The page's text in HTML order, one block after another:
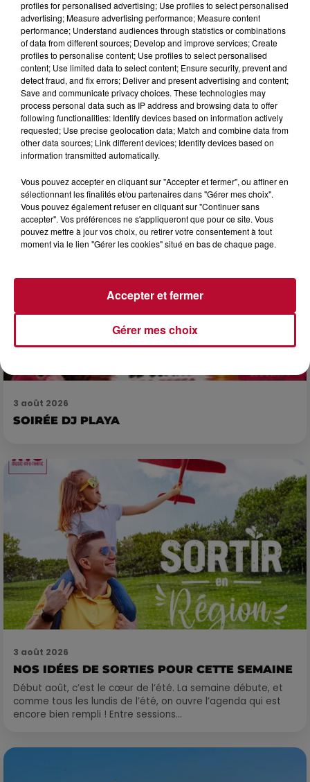
4 août 2026
HÉRAULT, PYRÉNÉES-ORIENTALES : TROIS
SPOTS DE SNORKELING À EXPLORER...
Pas besoin de bouteilles de plongée lourdes ni de diplômes
complexes pour observer la vie sous-marine. Cet été, un
masque, un tuba et une paire de palmes...
3 août 2026
SOIRÉE DJ PLAYA
3 août 2026
NOS IDÉES DE SORTIES POUR CETTE SEMAINE
Début août, c’est le cœur de l’été. La semaine débute, et
comme tous les lundis de l’été, on ouvre l’agenda qui est
encore bien rempli ! Entre sessions...
profiles for personalised advertising; Use profiles to select personalised
advertising; Measure advertising performance; Measure content
performance; Understand audiences through statistics or combinations
of data from different sources; Develop and improve services; Create
profiles to personalise content; Use profiles to select personalised
content; Use limited data to select content; Ensure security, prevent and
detect fraud, and fix errors; Deliver and present advertising and content;
Save and communicate privacy choices. These technologies may
process personal data such as IP address and browsing data to offer
following functionalities: Identify devices based on information actively
requested; Use precise geolocation data; Match and combine data from
other data sources; Link different devices; Identify devices based on
information transmitted automatically.
Vous pouvez accepter en cliquant sur "Accepter et fermer", ou affiner en
sélectionnant les finalités et/ou partenaires dans "Gérer mes choix".
Vous pouvez également refuser en cliquant sur "Continuer sans
accepter". Vos préférences ne s'appliqueront que pour ce site. Vous
pouvez mettre à jour vos choix, ou retirer votre consentement à tout
moment via le lien "Gérer les cookies" situé en bas de chaque page.
Gérer mes choix
Accepter et fermer